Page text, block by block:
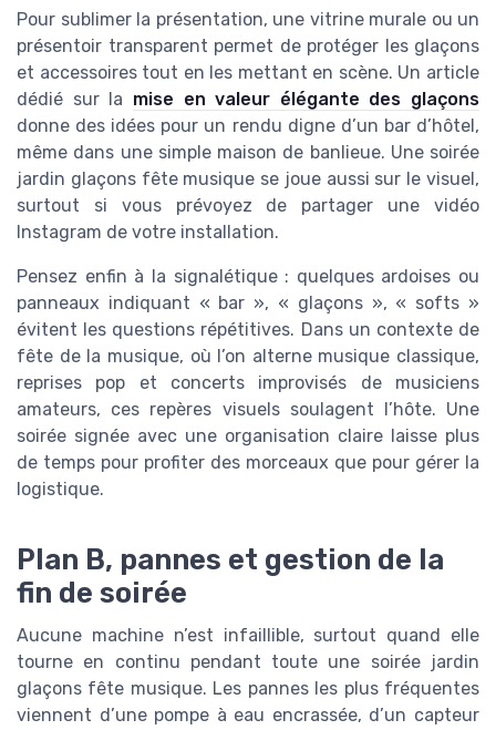
Pour sublimer la présentation, une vitrine murale ou un
présentoir transparent permet de protéger les glaçons
et accessoires tout en les mettant en scène. Un article
dédié sur la mise en valeur élégante des glaçons
donne des idées pour un rendu digne d’un bar d’hôtel,
même dans une simple maison de banlieue. Une soirée
jardin glaçons fête musique se joue aussi sur le visuel,
surtout si vous prévoyez de partager une vidéo
Instagram de votre installation.
Pensez enfin à la signalétique : quelques ardoises ou
panneaux indiquant « bar », « glaçons », « softs »
évitent les questions répétitives. Dans un contexte de
fête de la musique, où l’on alterne musique classique,
reprises pop et concerts improvisés de musiciens
amateurs, ces repères visuels soulagent l’hôte. Une
soirée signée avec une organisation claire laisse plus
de temps pour profiter des morceaux que pour gérer la
logistique.
Plan B, pannes et gestion de la
fin de soirée
Aucune machine n’est infaillible, surtout quand elle
tourne en continu pendant toute une soirée jardin
glaçons fête musique. Les pannes les plus fréquentes
viennent d’une pompe à eau encrassée, d’un capteur